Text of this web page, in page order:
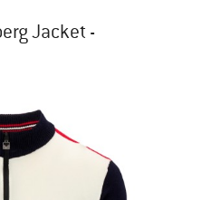
Jacket -